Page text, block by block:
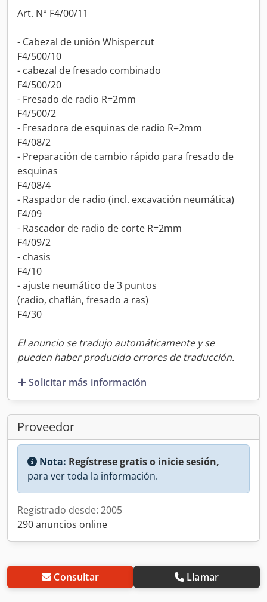
Art. N° F4/00/11
- Cabezal de unión Whispercut
F4/500/10
- cabezal de fresado combinado
F4/500/20
- Fresado de radio R=2mm
F4/500/2
- Fresadora de esquinas de radio R=2mm
F4/08/2
- Preparación de cambio rápido para fresado de
esquinas
F4/08/4
- Raspador de radio (incl. excavación neumática)
F4/09
- Rascador de radio de corte R=2mm
F4/09/2
- chasis
F4/10
- ajuste neumático de 3 puntos
(radio, chaflán, fresado a ras)
F4/30
El anuncio se tradujo automáticamente y se
pueden haber producido errores de traducción.
Solicitar más información
Proveedor
Nota: Regístrese gratis o inicie sesión,
para ver toda la información.
Registrado desde: 2005
290 anuncios online
Consultar Llamar